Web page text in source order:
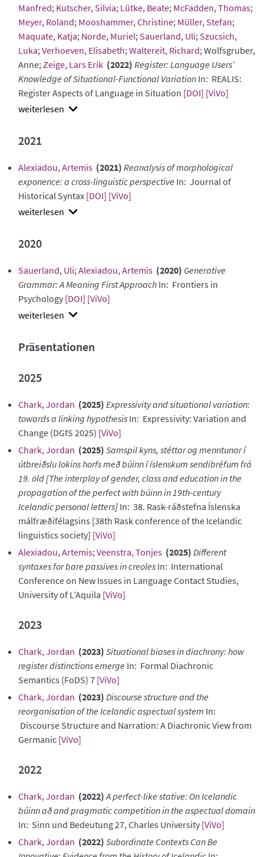
Manfred; Kutscher, Silvia; Lütke, Beate; McFadden, Thomas;
Meyer, Roland; Mooshammer, Christine; Müller, Stefan;
Maquate, Katja; Norde, Muriel; Sauerland, Uli; Szucsich,
Luka; Verhoeven, Elisabeth; Waltereit, Richard; Wolfsgruber,
Anne; Zeige, Lars Erik (2022) Register: Language Users’
Knowledge of Situational-Functional Variation In: REALIS:
Register Aspects of Language in Situation [DOI] [ViVo]
show
2021
Alexiadou, Artemis (2021) Reanalysis of morphological
exponence: a cross-linguistic perspective In: Journal of
Historical Syntax [DOI] [ViVo]
show
2020
Sauerland, Uli;Alexiadou, Artemis (2020) Generative
Grammar: A Meaning First Approach In: Frontiers in
Psychology [DOI] [ViVo]
show
Präsentationen
2025
Chark, Jordan (2025) Expressivity and situational variation:
towards a linking hypothesis In: Expressivity: Variation and
Change (DGfS 2025) [ViVo]
Chark, Jordan (2025) Samspil kyns, stéttar og menntunar í
útbreiðslu lokins horfs með búinn í íslenskum sendibréfum frá
19. öld [The interplay of gender, class and education in the
propagation of the perfect with búinn in 19th-century
Icelandic personal letters] In: 38. Rask-ráðstefna Íslenska
málfræðifélagsins [38th Rask conference of the Icelandic
linguistics society] [ViVo]
Alexiadou, Artemis; Veenstra, Tonjes (2025) Different
syntaxes for bare passives in creoles In: International
Conference on New Issues in Language Contact Studies,
University of L’Aquila [ViVo]
2023
Chark, Jordan (2023) Situational biases in diachrony: how
register distinctions emerge In: Formal Diachronic
Semantics (FoDS) 7 [ViVo]
Chark, Jordan (2023) Discourse structure and the
reorganisation of the Icelandic aspectual system In:
Discourse Structure and Narration: A Diachronic View from
Germanic [ViVo]
2022
Chark, Jordan (2022) A perfect-like stative: On Icelandic
búinn að and pragmatic competition in the aspectual domain
In: Sinn und Bedeutung 27, Charles University [ViVo]
Chark, Jordan (2022) Subordinate Contexts Can Be